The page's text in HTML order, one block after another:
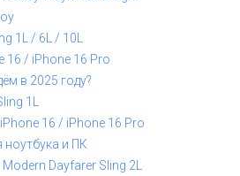
1L / 6L / 10L
16 / iPhone 16 Pro
в 2025 году?
1L
16 / iPhone 16 Pro
ноутбука и ПК
Modern Dayfarer Sling 2L